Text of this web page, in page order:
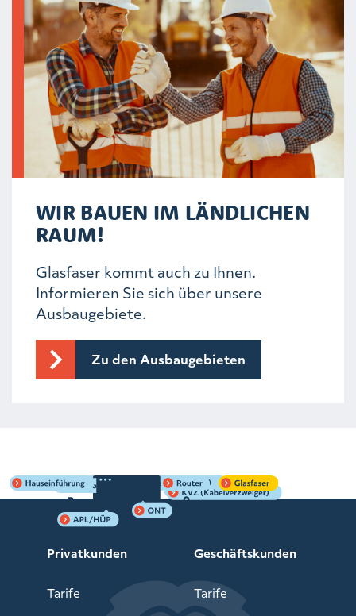
WIR BAUEN IM LÄNDLICHEN
RAUM!
Glasfaser kommt auch zu Ihnen.
Informieren Sie sich über unsere
Ausbaugebiete.
Zu den Ausbaugebieten
Sie befinden sich
hier: Privatkunden Glasfaserausbau > Infoveranstaltung
Privatkunden
Tarife
Geschäftskunden
Tarife